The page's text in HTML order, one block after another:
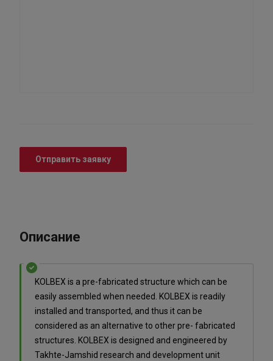
Отправить заявку
Описание
KOLBEX is a pre-fabricated structure which can be
easily assembled when needed. KOLBEX is readily
installed and transported, and thus it can be
considered as an alternative to other pre- fabricated
structures. KOLBEX is designed and engineered by
Takhte-Jamshid research and development unit